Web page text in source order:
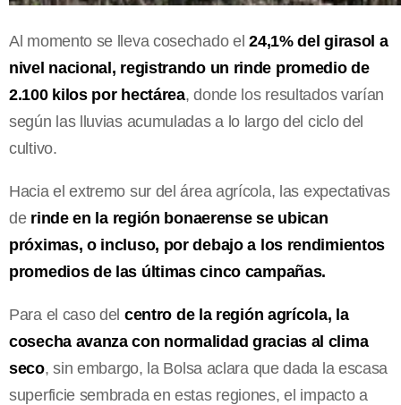
Al momento se lleva cosechado el24,1% del girasol a
nivel nacional, registrando un rinde promedio de
2.100 kilos por hectárea, donde los resultados varían
según las lluvias acumuladas a lo largo del ciclo del
cultivo.
Hacia el extremo sur del área agrícola, las expectativas
derinde en la región bonaerense se ubican
próximas, o incluso, por debajo a los rendimientos
promedios de las últimas cinco campañas.
Para el caso del centro de la región agrícola, la
cosecha avanza con normalidad gracias al clima
seco, sin embargo, la Bolsa aclara que dada la escasa
superficie sembrada en estas regiones, el impacto a